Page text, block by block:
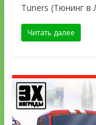
Tuners (Тюнинг
Читать далее